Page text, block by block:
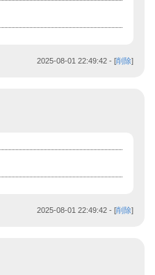
2025-08-01 22:49:42 - [削除]
2025-08-01 22:49:42 - [削除]